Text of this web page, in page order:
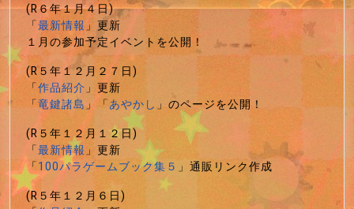
(R６年１月４日)
「最新情報」更新
１月の参加予定イベントを公開！
(R５年１２月２７日)
「作品紹介」更新
「竜鍵諸島」「あやかし」のページを公開！
(R５年１２月１２日)
「最新情報」更新
「100パラゲームブック集５ 」通販リンク作成
(R５年１２月６日)